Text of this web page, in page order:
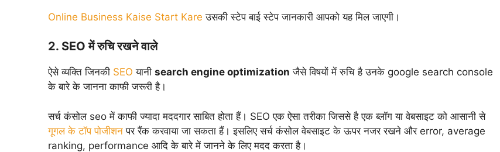
Online Business Kaise Start Kare उसकी स्टेप बाई स्टेप जानकारी आपको यह मिल जाएगी।
2. SEO में रुचि रखने वाले
ऐसे व्यक्ति जिनकी SEO यानी search engine optimization जैसे विषयों में रुचि है उनके google search console
के बारे के जानना काफी जरूरी है।
सर्च कंसोल seo में काफी ज्यादा मददगार साबित होता हैं। SEO एक ऐसा तरीका जिससे है एक ब्लॉग या वेबसाइट को आसानी से
गूगल के टॉप पोजीशन पर रैंक करवाया जा सकता हैं। इसलिए सर्च कंसोल वेबसाइट के ऊपर नजर रखने और error, average
ranking, performance आदि के बारे में जानने के लिए मदद करता है।